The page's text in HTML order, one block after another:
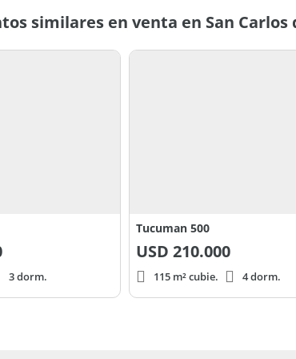
062-RPC-10-F 123/124. L1
similares en venta en San Carlos
3 dorm.
Tucuman 500
USD 210.000
115 m² cubie. 4 dorm.